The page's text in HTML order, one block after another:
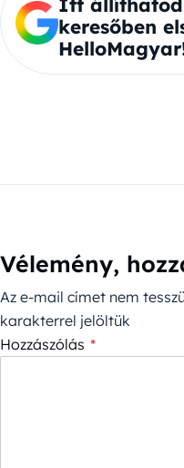
Itt állíthatod
keresőben
Vélemény,
Az e-mail címet nem
karakterrel jelöltük
Hozzászólás *